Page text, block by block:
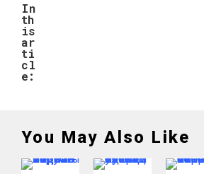
In
th
is
ar
ti
cl
e:
You May Also Like